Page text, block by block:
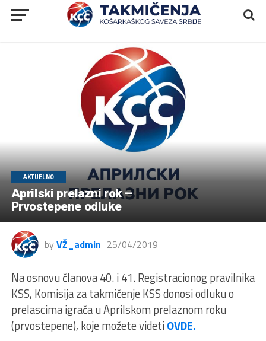
AKTUELNO
Aprilski prelazni rok –
Prvostepene odluke
by VŽ_admin 25/04/2019
Na osnovu članova 40. i 41. Registracionog pravilnika
KSS, Komisija za takmičenje KSS donosi odluku o
prelascima igrača u Aprilskom prelaznom roku
(prvostepene), koje možete videtiOVDE.